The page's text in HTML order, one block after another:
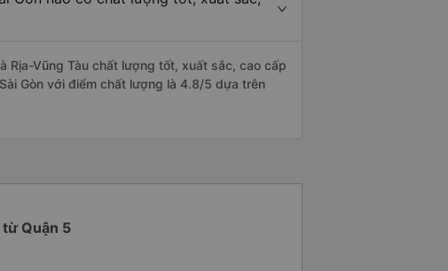
Rịa-Vũng Tàu chất lượng tốt, xuất sắc, cao cấp
Gòn với điểm chất lượng là 4.8/5 dựa trên
Quận 5